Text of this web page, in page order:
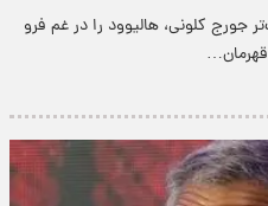
جورج کلونی، هالیوود را در غم فرو